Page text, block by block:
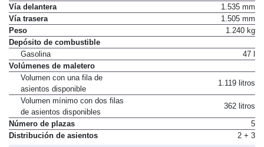
Vía delantera
1.535 mm
Vía trasera
1.505 mm
Peso
1.240 kg
Depósito de combustible
Gasolina
47 l
Volúmenes de maletero
Volumen con una fila de
asientos disponible
1.119 litros
Volumen mínimo con dos filas
de asientos disponibles
362 litros
Número de plazas
5
Distribución de asientos
2 + 3